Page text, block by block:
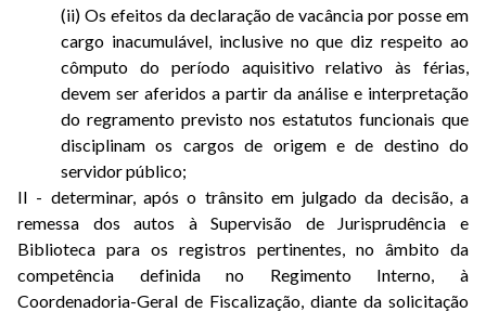
(ii) Os efeitos da declaração de vacância por posse em
cargo inacumulável, inclusive no que diz respeito ao
cômputo do período aquisitivo relativo às férias,
devem ser aferidos a partir da análise e interpretação
do regramento previsto nos estatutos funcionais que
disciplinam os cargos de origem e de destino do
servidor público;
II - determinar, após o trânsito em julgado da decisão, a
remessa dos autos à Supervisão de Jurisprudência e
Biblioteca para os registros pertinentes, no âmbito da
competência definida no Regimento Interno, à
Coordenadoria-Geral de Fiscalização, diante da solicitação